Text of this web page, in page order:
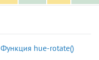
Функция hue-rotate()